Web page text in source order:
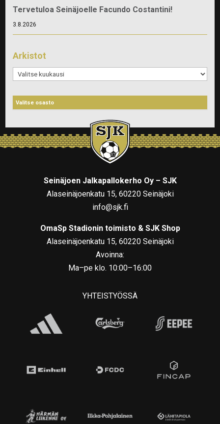
Tervetuloa Seinäjoelle Facundo Costantini!
3.8.2026
Arkistot
Arkistot
Seinäjoen Jalkapallokerho Oy – SJK
Alaseinäjoenkatu 15, 60220 Seinäjoki
info@sjk.fi
OmaSp Stadionin toimisto & SJK Shop
Alaseinäjoenkatu 15, 60220 Seinäjoki
Avoinna:
Ma–pe klo. 10:00–16:00
YHTEISTYÖSSÄ